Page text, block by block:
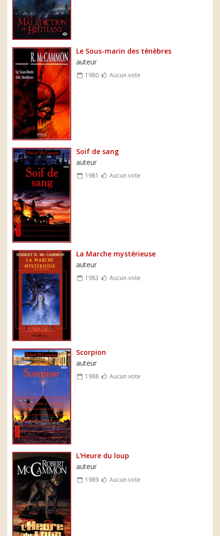
Le Sous-marin des ténèbres
auteur
1980 Aucun vote
Soif de sang
auteur
1981 Aucun vote
La Marche mystérieuse
auteur
1983 Aucun vote
Scorpion
auteur
1988 Aucun vote
L'Heure du loup
auteur
1989 Aucun vote